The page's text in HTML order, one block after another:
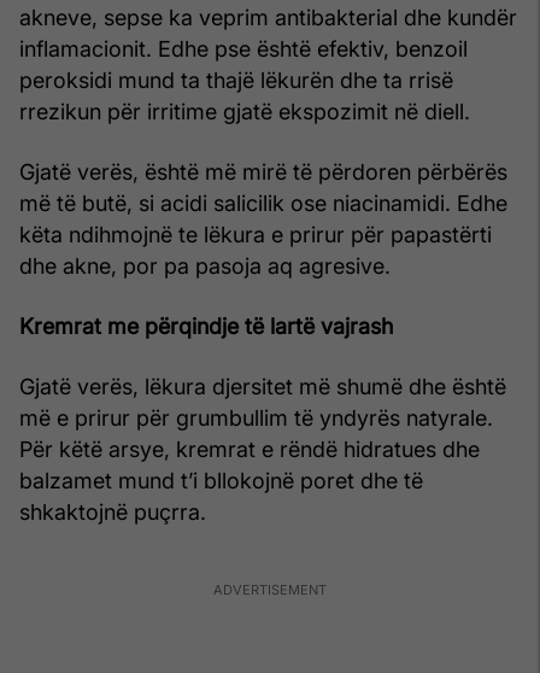
akneve, sepse ka veprim antibakterial dhe kundër
inflamacionit. Edhe pse është efektiv, benzoil
peroksidi mund ta thajë lëkurën dhe ta rrisë
rrezikun për irritime gjatë ekspozimit në diell.
Gjatë verës, është më mirë të përdoren përbërës
më të butë, si acidi salicilik ose niacinamidi. Edhe
këta ndihmojnë te lëkura e prirur për papastërti
dhe akne, por pa pasoja aq agresive.
Kremrat me përqindje të lartë vajrash
Gjatë verës, lëkura djersitet më shumë dhe është
më e prirur për grumbullim të yndyrës natyrale.
Për këtë arsye, kremrat e rëndë hidratues dhe
balzamet mund t’i bllokojnë poret dhe të
shkaktojnë puçrra.